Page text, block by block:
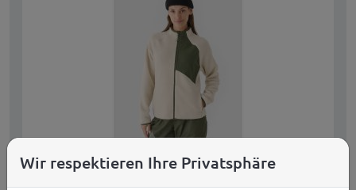
Wir respektieren Ihre Privatsphäre